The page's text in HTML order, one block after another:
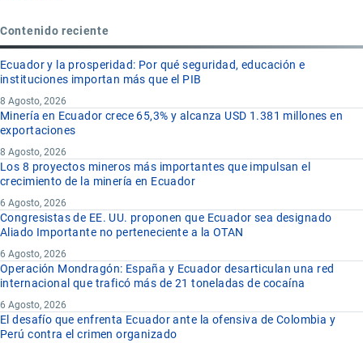
Contenido reciente
Ecuador y la prosperidad: Por qué seguridad, educación e
instituciones importan más que el PIB
8 Agosto, 2026
Minería en Ecuador crece 65,3% y alcanza USD 1.381 millones en
exportaciones
8 Agosto, 2026
Los 8 proyectos mineros más importantes que impulsan el
crecimiento de la minería en Ecuador
6 Agosto, 2026
Congresistas de EE. UU. proponen que Ecuador sea designado
Aliado Importante no perteneciente a la OTAN
6 Agosto, 2026
Operación Mondragón: España y Ecuador desarticulan una red
internacional que traficó más de 21 toneladas de cocaína
6 Agosto, 2026
El desafío que enfrenta Ecuador ante la ofensiva de Colombia y
Perú contra el crimen organizado